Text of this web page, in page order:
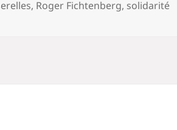
, Roger Fichtenberg, solidarité